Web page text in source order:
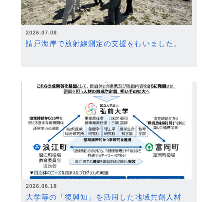
2026.07.08
請戸海岸で放射線測定の支援を行いました。
2026.06.18
大学等の「復興知」を活用した地域共創人材